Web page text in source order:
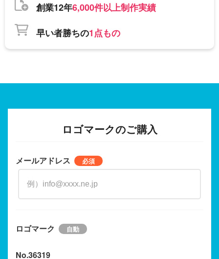
創業12年6,000件以上制作実績
早い者勝ちの1点もの
ロゴマークのご購入
メールアドレス
ロゴマーク
No.36319